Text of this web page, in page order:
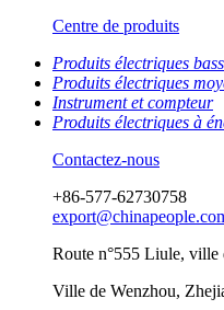
Centre de produits
Produits électriques
Produits électriques
Instrument et compteur
Produits électriques à
Contactez-nous
+86-577-62730758
Route n°555 Liule,
Ville de Wenzhou,